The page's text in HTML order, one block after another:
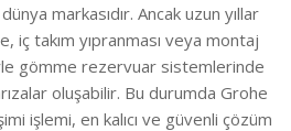
markasıdır. Ancak uzun yıllar
iç takım yıpranması veya montaj
gömme rezervuar sistemlerinde
oluşabilir. Bu durumda Grohe
işlemi, en kalıcı ve güvenli çözüm